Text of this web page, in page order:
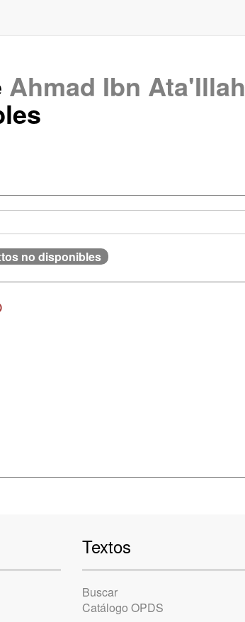
Ahmad Ibn Ata'Illah
no disponibles
Textos
Buscar
Catálogo OPDS